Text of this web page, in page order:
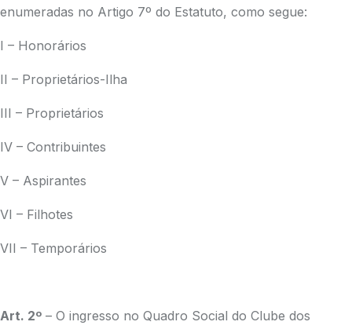
enumeradas no Artigo 7º do Estatuto, como segue:
I – Honorários
II – Proprietários-Ilha
III – Proprietários
IV – Contribuintes
V – Aspirantes
VI – Filhotes
VII – Temporários
Art. 2º – O ingresso no Quadro Social do Clube dos